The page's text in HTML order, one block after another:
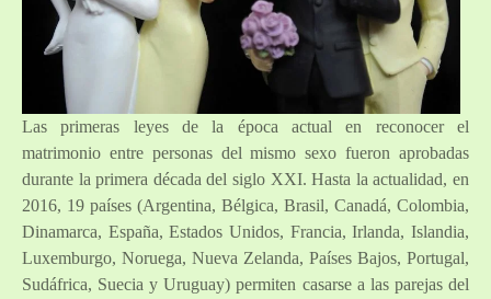
Las primeras leyes de la época actual en reconocer el
matrimonio entre personas del mismo sexo fueron aprobadas
durante la primera década del siglo XXI. Hasta la actualidad, en
2016, 19 países (Argentina, Bélgica, Brasil, Canadá, Colombia,
Dinamarca, España, Estados Unidos, Francia, Irlanda, Islandia,
Luxemburgo, Noruega, Nueva Zelanda, Países Bajos, Portugal,
Sudáfrica, Suecia y Uruguay) permiten casarse a las parejas del